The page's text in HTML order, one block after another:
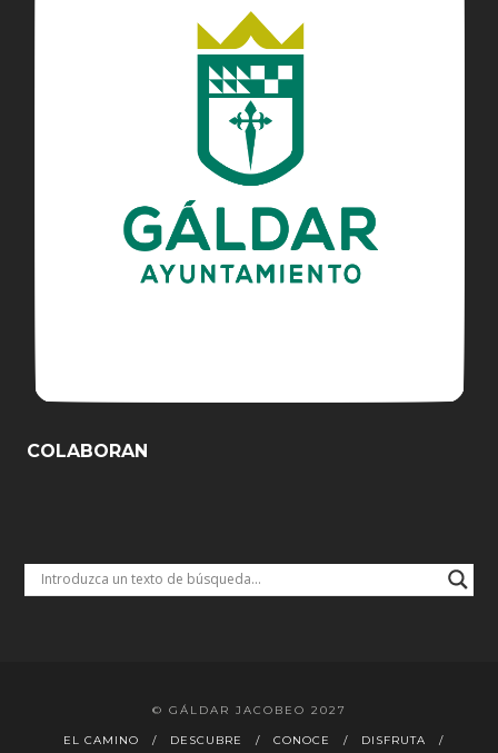
COLABORAN
© GÁLDAR JACOBEO 2027
EL CAMINO DESCUBRE CONOCE
DISFRUTA